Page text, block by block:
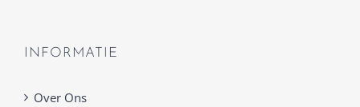
INFORMATIE
Over Ons